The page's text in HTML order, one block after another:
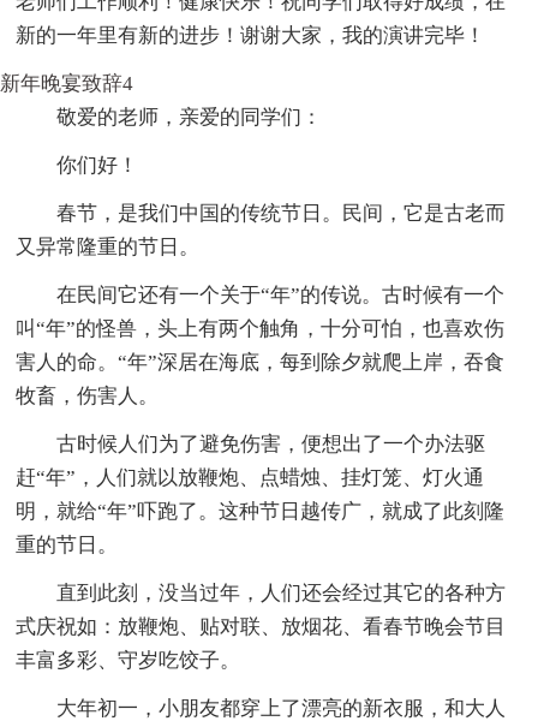
新的一年里有新的进步！谢谢大家，我的演讲完毕！
新年晚宴致辞4
敬爱的老师，亲爱的同学们：
你们好！
春节，是我们中国的传统节日。民间，它是古老而
又异常隆重的节日。
在民间它还有一个关于“年”的传说。古时候有一个
叫“年”的怪兽，头上有两个触角，十分可怕，也喜欢伤
害人的命。“年”深居在海底，每到除夕就爬上岸，吞食
牧畜，伤害人。
古时候人们为了避免伤害，便想出了一个办法驱
赶“年”，人们就以放鞭炮、点蜡烛、挂灯笼、灯火通
明，就给“年”吓跑了。这种节日越传广，就成了此刻隆
重的节日。
直到此刻，没当过年，人们还会经过其它的各种方
式庆祝如：放鞭炮、贴对联、放烟花、看春节晚会节目
丰富多彩、守岁吃饺子。
大年初一，小朋友都穿上了漂亮的新衣服，和大人